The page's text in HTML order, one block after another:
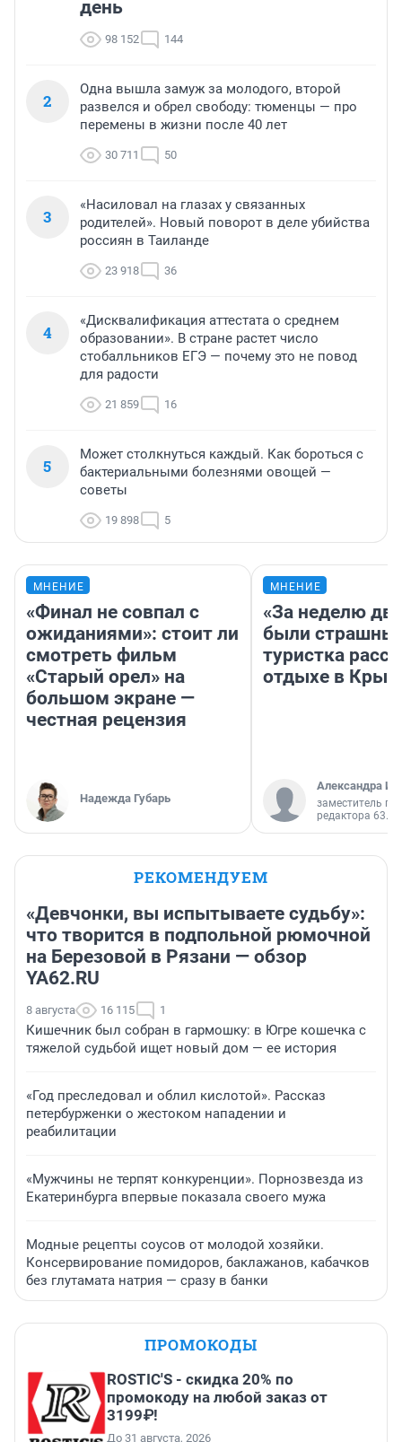
день
98 152 144
2
Одна вышла замуж за молодого, второй
развелся и обрел свободу: тюменцы — про
перемены в жизни после 40 лет
30 711 50
3
«Насиловал на глазах у связанных
родителей». Новый поворот в деле убийства
россиян в Таиланде
23 918 36
4
«Дисквалификация аттестата о среднем
образовании». В стране растет число
стобалльников ЕГЭ — почему это не повод
для радости
21 859 16
5
Может столкнуться каждый. Как бороться с
бактериальными болезнями овощей —
советы
19 898 5
МНЕНИЕ
«Финал не совпал с
ожиданиями»: стоит ли
смотреть фильм
«Старый орел» на
большом экране —
честная рецензия
Надежда Губарь
МНЕНИЕ
«За неделю
были
туристка
отдыхе в
Александра
заместитель
редактора 63.RU
РЕКОМЕНДУЕМ
«Девчонки, вы испытываете судьбу»:
что творится в подпольной рюмочной
на Березовой в Рязани — обзор
YA62.RU
8 августа 16 115 1
Кишечник был собран в гармошку: в Югре кошечка с
тяжелой судьбой ищет новый дом — ее история
«Год преследовал и облил кислотой». Рассказ
петербурженки о жестоком нападении и
реабилитации
«Мужчины не терпят конкуренции». Порнозвезда из
Екатеринбурга впервые показала своего мужа
Модные рецепты соусов от молодой хозяйки.
Консервирование помидоров, баклажанов, кабачков
без глутамата натрия — сразу в банки
ПРОМОКОДЫ
ROSTIC'S - скидка 20% по
промокоду на любой заказ от
3199₽!
До 31 августа, 2026